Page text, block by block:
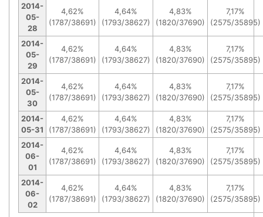
2014-
05-
28
4,62%
(1787/38691)
4,64%
(1793/38627)
4,83%
(1820/37690)
7,17%
(2575/35895)
2014-
05-
29
4,62%
(1787/38691)
4,64%
(1793/38627)
4,83%
(1820/37690)
7,17%
(2575/35895)
2014-
05-
30
4,62%
(1787/38691)
4,64%
(1793/38627)
4,83%
(1820/37690)
7,17%
(2575/35895)
2014-
05-31
4,62%
(1787/38691)
4,64%
(1793/38627)
4,83%
(1820/37690)
7,17%
(2575/35895)
2014-
06-
01
4,62%
(1787/38691)
4,64%
(1793/38627)
4,83%
(1820/37690)
7,17%
(2575/35895)
2014-
06-
02
4,62%
(1787/38691)
4,64%
(1793/38627)
4,83%
(1820/37690)
7,17%
(2575/35895)